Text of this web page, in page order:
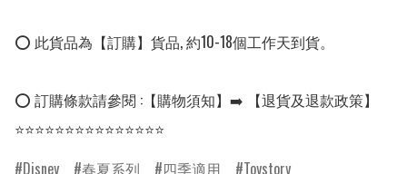
⭕ 此貨品為【訂購】貨品, 約10-18個工作天到貨。
⭕ 訂購條款請參閱 :【購物須知】➡️ 【退貨及退款政策】
⭐⭐⭐⭐⭐⭐⭐⭐⭐⭐⭐⭐⭐⭐⭐
Disney
春夏系列 四季適用 Toystory